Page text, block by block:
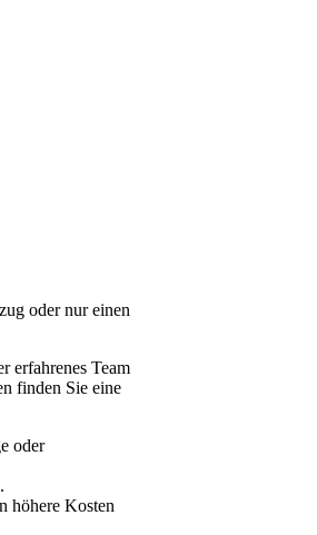
oder nur einen
erfahrenes Team
finden Sie eine
oder
höhere Kosten